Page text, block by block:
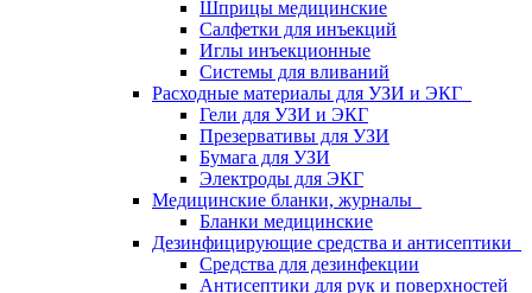
Шприцы медицинские
Салфетки для инъекций
Иглы инъекционные
Системы для вливаний
Расходные материалы для УЗИ и ЭКГ
Гели для УЗИ и ЭКГ
Презервативы для УЗИ
Бумага для УЗИ
Электроды для ЭКГ
Медицинские бланки, журналы
Бланки медицинские
Дезинфицирующие средства и антисептики
Средства для дезинфекции
Антисептики для рук и поверхностей